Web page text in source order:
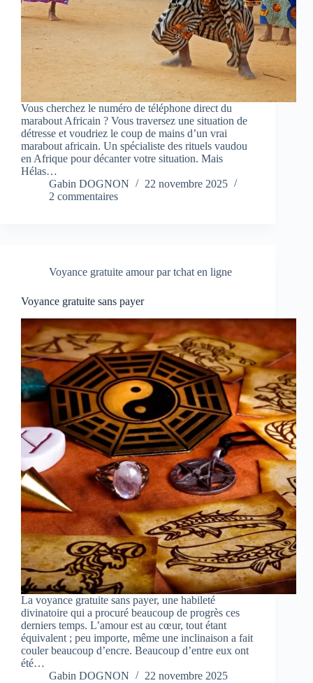
Vous cherchez le numéro de téléphone direct du
marabout Africain ? Vous traversez une situation de
détresse et voudriez le coup de mains d’un vrai
marabout africain. Un spécialiste des rituels vaudou
en Afrique pour décanter votre situation. Mais
Hélas…
Gabin DOGNON
22 novembre 2025
2 commentaires
Voyance gratuite amour par tchat en ligne
Voyance gratuite sans payer
La voyance gratuite sans payer, une habileté
divinatoire qui a procuré beaucoup de progrès ces
derniers temps. L’amour est au cœur, tout étant
équivalent ; peu importe, même une inclinaison a fait
couler beaucoup d’encre. Beaucoup d’entre eux ont
été…
Gabin DOGNON
22 novembre 2025